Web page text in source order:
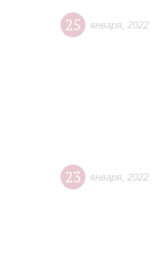
25 января 2022
23 января 2022